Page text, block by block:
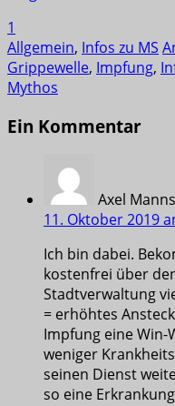
1
Allgemein, Infos zu MS
Grippewelle, Impfung,
Mythos
Ein Kommentar
Axel Manns
11. Oktober 2019
Ich bin dabei.
kostenfrei über
Stadtverwaltung
= erhöhtes
Impfung eine Win-
weniger
seinen Dienst
so eine